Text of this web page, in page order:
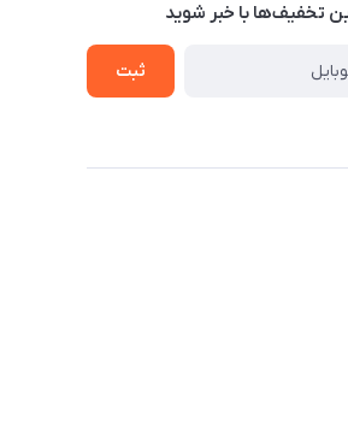
تخفیف‌ها با‌ خبر شوید
ثبت